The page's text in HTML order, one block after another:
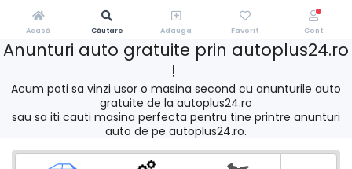
Anunturi auto gratuite prin autoplus24.ro
!
Acum poti sa vinzi usor o masina second cu anunturile auto
gratuite de la autoplus24.ro
sau sa iti cauti masina perfecta pentru tine printre anunturi
auto de pe autoplus24.ro.
Acasă Căutare Adauga Favorit Cont